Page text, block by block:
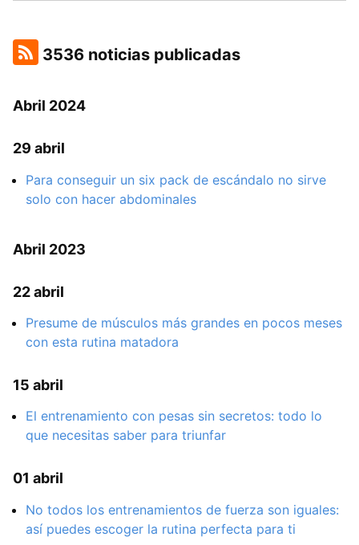
3536 noticias publicadas
Abril 2024
29 abril
Para conseguir un six pack de escándalo no sirve
solo con hacer abdominales
Abril 2023
22 abril
Presume de músculos más grandes en pocos meses
con esta rutina matadora
15 abril
El entrenamiento con pesas sin secretos: todo lo
que necesitas saber para triunfar
01 abril
No todos los entrenamientos de fuerza son iguales:
así puedes escoger la rutina perfecta para ti